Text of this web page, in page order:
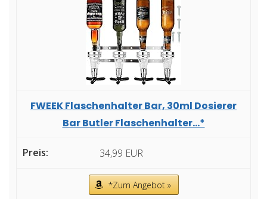
FWEEK Flaschenhalter Bar, 30ml Dosierer
Bar Butler Flaschenhalter...*
34,99 EUR
*Zum Angebot »